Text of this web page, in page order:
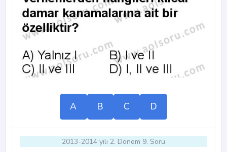
A B C D
2013-2014 yılı 2. Dönem 9. Soru